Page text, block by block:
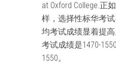
at Oxford College.正
样，选择性标华考
均考试成绩显着提
考试成绩是1470-
1550。